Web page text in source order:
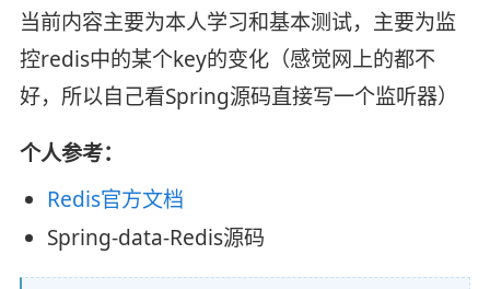
当前内容主要为本人学习和基本测试，主要为监
控redis中的某个key的变化（感觉网上的都不
好，所以自己看Spring源码直接写一个监听器）
个人参考：
Redis官方文档
Spring-data-Redis源码